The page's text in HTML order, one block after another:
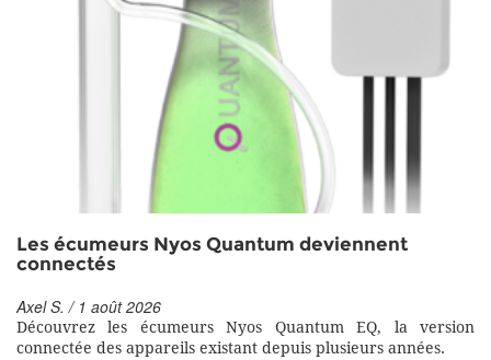
Les écumeurs Nyos Quantum deviennent
connectés
Axel S. / 1 août 2026
Découvrez les écumeurs Nyos Quantum EQ, la version
connectée des appareils existant depuis plusieurs années.